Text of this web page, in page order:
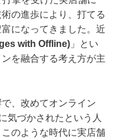
の進歩により、打てる
になってきました。近
with Offline) 」とい
を融合する考え方が主
、改めてオンライン
気づかされたという人
のような時代に実店舗